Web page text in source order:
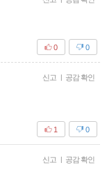
0
0
신고 | 공감 확인
0
1
신고 | 공감 확인